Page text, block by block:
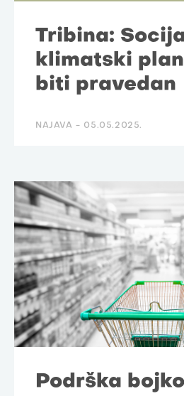
Tribina:
klimatski
biti pravedan
NAJAVA - 05.05.2025.
Podrška